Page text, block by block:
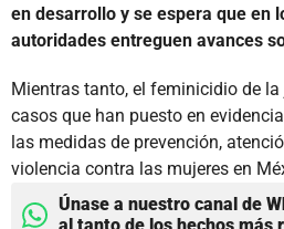
en desarrollo y se espera que en
autoridades entreguen avances
Mientras tanto, el feminicidio de
casos que han puesto en
las medidas de prevención,
violencia contra las mujeres en
Únase a nuestro canal de